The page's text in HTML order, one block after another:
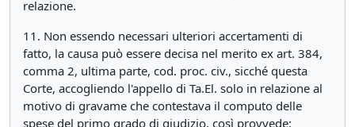
relazione.
11. Non essendo necessari ulteriori accertamenti di
fatto, la causa può essere decisa nel merito ex art. 384,
comma 2, ultima parte, cod. proc. civ., sicché questa
Corte, accogliendo l'appello di Ta.El. solo in relazione al
motivo di gravame che contestava il computo delle
spese del primo grado di giudizio, così provvede: